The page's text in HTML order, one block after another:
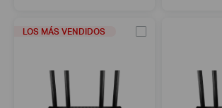
LOS MÁS VENDIDOS